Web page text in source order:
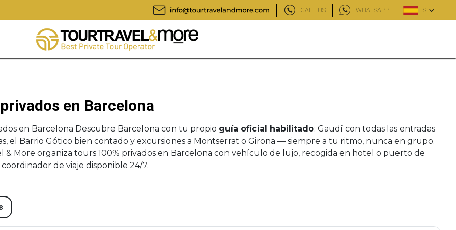
CALL US WHATSAPP ES
en Barcelona
en Barcelona Descubre Barcelona con tu propio guía oficial habilitado: Gaudí con todas las entradas
el Barrio Gótico bien contado y excursiones a Montserrat o Girona — siempre a tu ritmo, nunca en grupo.
& More organiza tours 100% privados en Barcelona con vehículo de lujo, recogida en hotel o puerto de
de viaje disponible 24/7.